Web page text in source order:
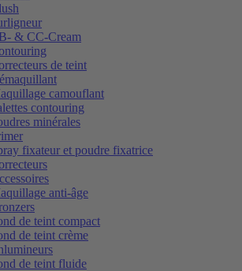
& CC-Cream
de teint
camouflant
contouring
minérales
fixateur et poudre fixatrice
anti-âge
de teint compact
de teint crème
de teint fluide